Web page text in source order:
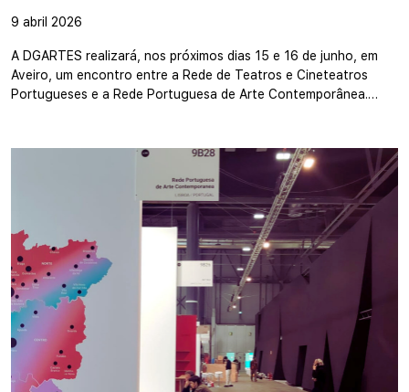
9 abril 2026
A DGARTES realizará, nos próximos dias 15 e 16 de junho, em
Aveiro, um encontro entre a Rede de Teatros e Cineteatros
Portugueses e a Rede Portuguesa de Arte Contemporânea.…